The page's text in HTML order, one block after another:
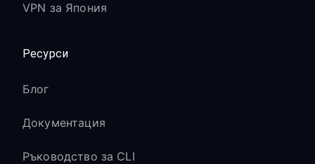
VPN за Япония
Ресурси
Блог
Документация
Ръководство за CLI